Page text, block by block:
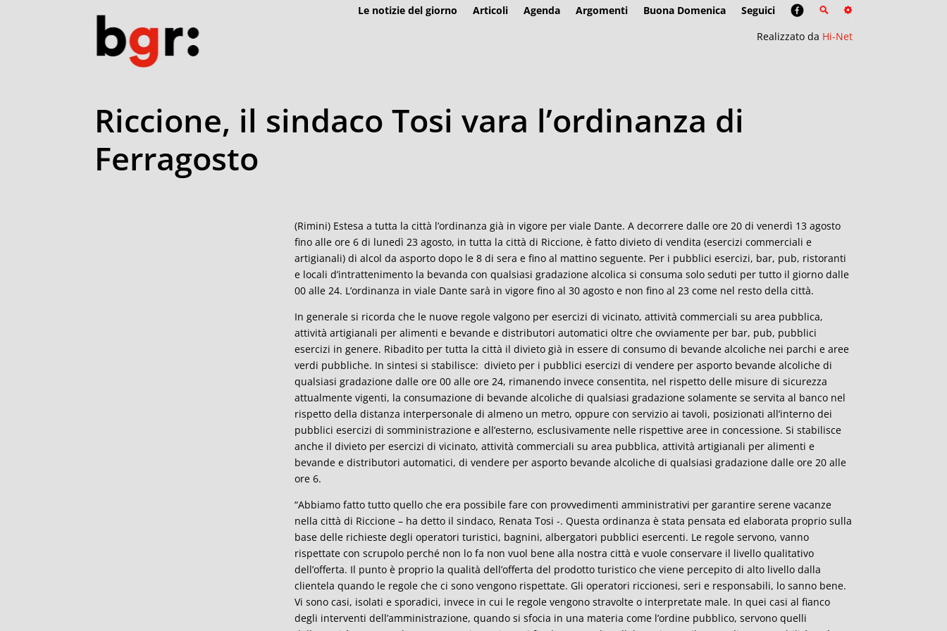
Le notizie del giorno Articoli Agenda Argomenti Buona Domenica
Seguici
Realizzato da Hi-Net
Riccione, il sindaco Tosi vara l’ordinanza di
Ferragosto
(Rimini) Estesa a tutta la città l’ordinanza già in vigore per viale Dante. A decorrere dalle ore 20 di venerdì 13 agosto
fino alle ore 6 di lunedì 23 agosto, in tutta la città di Riccione, è fatto divieto di vendita (esercizi commerciali e
artigianali) di alcol da asporto dopo le 8 di sera e fino al mattino seguente. Per i pubblici esercizi, bar, pub, ristoranti
e locali d’intrattenimento la bevanda con qualsiasi gradazione alcolica si consuma solo seduti per tutto il giorno dalle
00 alle 24. L’ordinanza in viale Dante sarà in vigore fino al 30 agosto e non fino al 23 come nel resto della città.
In generale si ricorda che le nuove regole valgono per esercizi di vicinato, attività commerciali su area pubblica,
attività artigianali per alimenti e bevande e distributori automatici oltre che ovviamente per bar, pub, pubblici
esercizi in genere. Ribadito per tutta la città il divieto già in essere di consumo di bevande alcoliche nei parchi e aree
verdi pubbliche. In sintesi si stabilisce: divieto per i pubblici esercizi di vendere per asporto bevande alcoliche di
qualsiasi gradazione dalle ore 00 alle ore 24, rimanendo invece consentita, nel rispetto delle misure di sicurezza
attualmente vigenti, la consumazione di bevande alcoliche di qualsiasi gradazione solamente se servita al banco nel
rispetto della distanza interpersonale di almeno un metro, oppure con servizio ai tavoli, posizionati all’interno dei
pubblici esercizi di somministrazione e all’esterno, esclusivamente nelle rispettive aree in concessione. Si stabilisce
anche il divieto per esercizi di vicinato, attività commerciali su area pubblica, attività artigianali per alimenti e
bevande e distributori automatici, di vendere per asporto bevande alcoliche di qualsiasi gradazione dalle ore 20 alle
ore 6.
“Abbiamo fatto tutto quello che era possibile fare con provvedimenti amministrativi per garantire serene vacanze
nella città di Riccione – ha detto il sindaco, Renata Tosi -. Questa ordinanza è stata pensata ed elaborata proprio sulla
base delle richieste degli operatori turistici, bagnini, albergatori pubblici esercenti. Le regole servono, vanno
rispettate con scrupolo perché non lo fa non vuol bene alla nostra città e vuole conservare il livello qualitativo
dell’offerta. Il punto è proprio la qualità dell’offerta del prodotto turistico che viene percepito di alto livello dalla
clientela quando le regole che ci sono vengono rispettate. Gli operatori riccionesi, seri e responsabili, lo sanno bene.
Vi sono casi, isolati e sporadici, invece in cui le regole vengono stravolte o interpretate male. In quei casi al fianco
degli interventi dell’amministrazione, quando si sfocia in una materia come l’ordine pubblico, servono quelli